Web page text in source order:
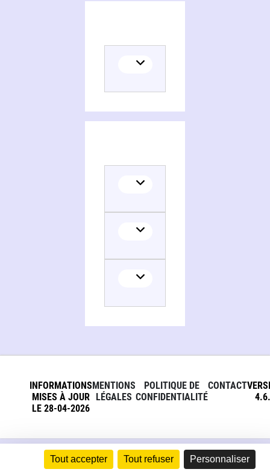
Tout accepter Tout refuser Personnaliser
INFORMATIONS
MISES À JOUR
LE 28-04-2026
MENTIONS
LÉGALES
POLITIQUE DE
CONFIDENTIALITÉ
CONTACT